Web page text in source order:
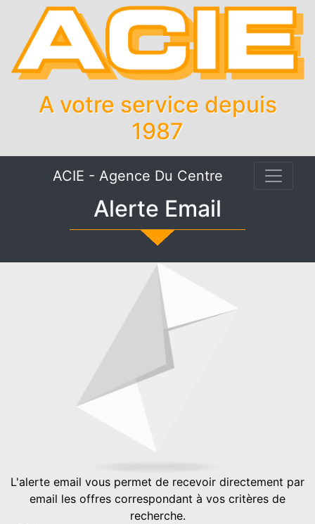
A votre service depuis
1987
ACIE - Agence Du Centre
Alerte Email
L'alerte email vous permet de recevoir directement par
email les offres correspondant à vos critères de
recherche.